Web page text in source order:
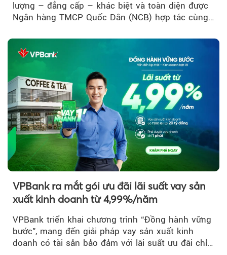
lượng – đẳng cấp – khác biệt và toàn diện được
Ngân hàng TMCP Quốc Dân (NCB) hợp tác cùng
VPBank ra mắt gói ưu đãi lãi suất vay sản
xuất kinh doanh từ 4,99%/năm
VPBank triển khai chương trình “Đồng hành vững
bước”, mang đến giải pháp vay sản xuất kinh
doanh có tài sản bảo đảm với lãi suất ưu đãi chỉ